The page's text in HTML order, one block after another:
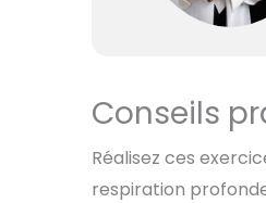
Conseils
Réalisez ces
respiration